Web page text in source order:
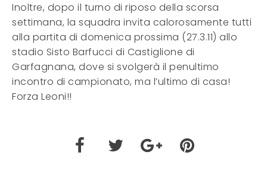
Inoltre, dopo il turno di riposo della scorsa
settimana, la squadra invita calorosamente tutti
alla partita di domenica prossima (27.3.11) allo
stadio Sisto Barfucci di Castiglione di
Garfagnana, dove si svolgerà il penultimo
incontro di campionato, ma l’ultimo di casa!
Forza Leoni!!